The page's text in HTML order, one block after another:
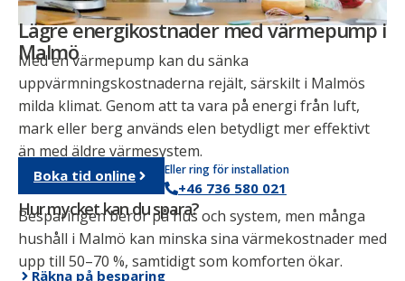
Lägre energikostnader med värmepump i
Malmö
Med en värmepump kan du sänka
uppvärmningskostnaderna rejält, särskilt i Malmös
milda klimat. Genom att ta vara på energi från luft,
mark eller berg används elen betydligt mer effektivt
än med äldre värmesystem.
Boka tid online Eller ring för installation
+46 736 580 021
Hur mycket kan du spara?
Besparingen beror på hus och system, men många
hushåll i Malmö kan minska sina värmekostnader med
upp till 50–70 %, samtidigt som komforten ökar.
Räkna på besparing